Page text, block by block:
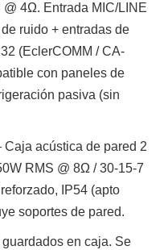
4Ω. Entrada MIC/LINE
ruido + entradas de
(EclerCOMM / CA-
con paneles de
pasiva (sin
acústica de pared 2
RMS @ 8Ω / 30-15-7
IP54 (apto
soportes de pared.
en caja. Se